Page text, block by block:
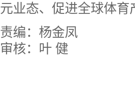
元业态、促进全球体
责编：杨金凤
审核：叶 健